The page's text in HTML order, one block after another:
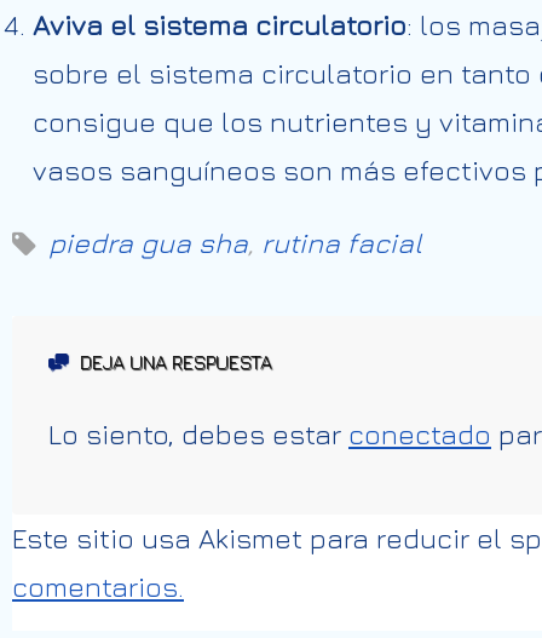
Aviva el sistema circulatorio: los
sobre el sistema circulatorio en
consigue que los nutrientes y
vasos sanguíneos son más
piedra gua sha, rutina facial
DEJA UNA RESPUESTA
Lo siento, debes estar conectado
Este sitio usa Akismet para reducir el
comentarios.